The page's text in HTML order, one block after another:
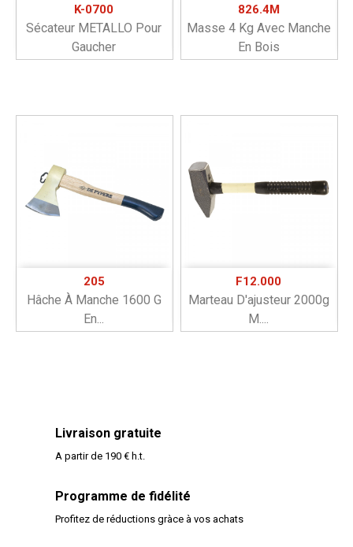
K-0700
Sécateur METALLO Pour
Gaucher
826.4M
Masse 4 Kg Avec Manche
En Bois
205
Hâche À Manche 1600 G
En...
F12.000
Marteau D'ajusteur 2000g
M....
Livraison gratuite
A partir de 190 € h.t.
Programme de fidélité
Profitez de réductions gràce à vos achats